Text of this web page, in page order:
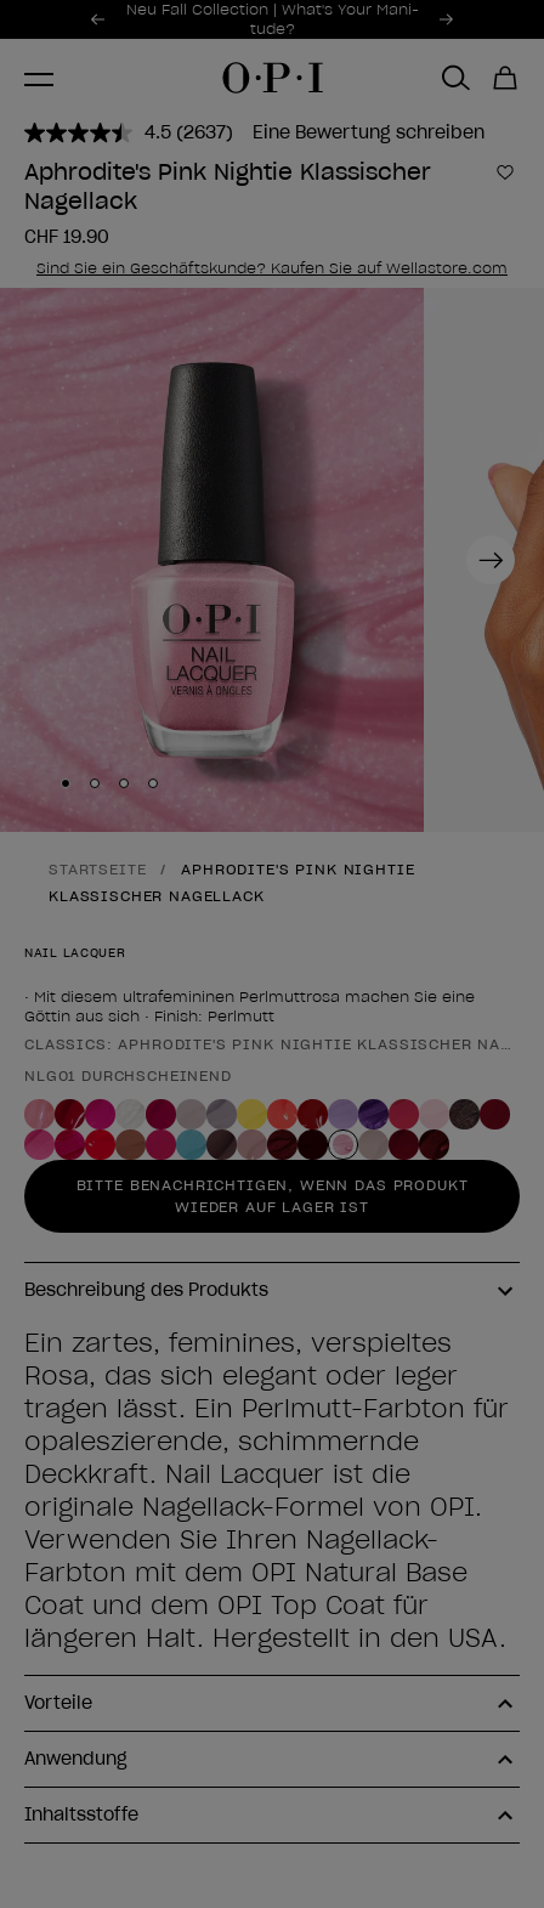
Sonderangebote
Neu Fall Collection | What's Your Mani-
tude?
Item 1 of 2
4.5 2637
Bewertungen
lesen..
Seite.
(2637) Eine Bewertung schreiben
Aphrodite's Pink Nightie Klassischer
Nagellack
Zur
CHF 19.90
Sind Sie ein Geschäftskunde? Kaufen Sie auf Wellastore.com
Next
Skip to slide
Skip to slide
Skip to slide
Skip to slide
STARTSEITE
APHRODITE'S PINK NIGHTIE
KLASSISCHER NAGELLACK
NAIL LACQUER
• Mit diesem ultrafemininen Perlmuttrosa machen Sie eine
Göttin aus sich • Finish: Perlmutt
Form des Produkts
CLASSICS: APHRODITE'S PINK NIGHTIE KLASSISCHER
NLG01 DURCHSCHEINEND
BITTE BENACHRICHTIGEN, WENN DAS PRODUKT
WIEDER AUF LAGER IST
Beschreibung des Produkts
Ein zartes, feminines, verspieltes
Rosa, das sich elegant oder leger
tragen lässt. Ein Perlmutt-Farbton für
opaleszierende, schimmernde
Deckkraft. Nail Lacquer ist die
originale Nagellack-Formel von OPI.
Verwenden Sie Ihren Nagellack-
Farbton mit dem OPI Natural Base
Coat und dem OPI Top Coat für
längeren Halt. Hergestellt in den USA.
Vorteile
Anwendung
Inhaltsstoffe